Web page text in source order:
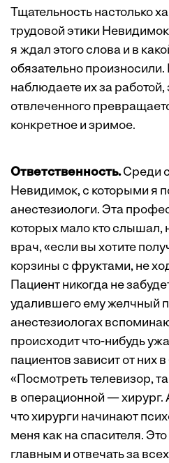
Тщательность настолько
трудовой этики
я ждал этого слова и в
обязательно произносили.
наблюдаете их за работой,
отвлеченного
конкретное и зримое.
Ответственность.Среди
Невидимок, с которыми я
анестезиологи. Эта
которых мало кто слышал,
врач, «если вы хотите
корзины с фруктами, не
Пациент никогда не
удалившего ему желчный
анестезиологах
происходит что-нибудь
пациентов зависит от них
«Посмотреть телевизор,
в операционной — хирург.
что хирурги начинают
меня как на спасителя.
главным и отвечать за